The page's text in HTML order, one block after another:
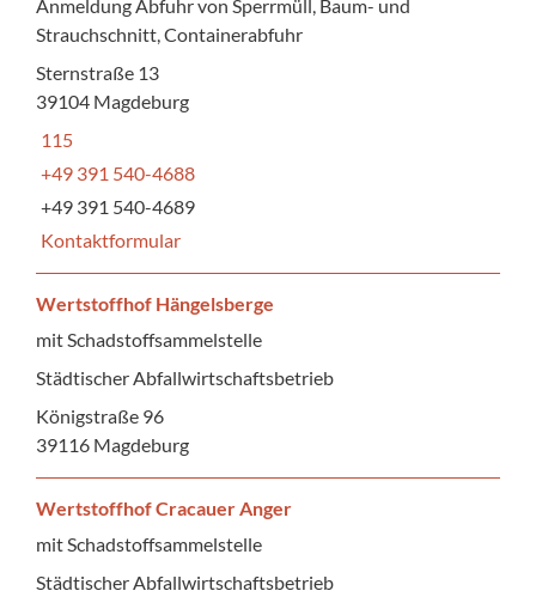
Anmeldung Abfuhr von Sperrmüll, Baum- und
Strauchschnitt, Containerabfuhr
Sternstraße 13
39104 Magdeburg
115
+49 391 540-4688
+49 391 540-4689
Kontaktformular
Wertstoffhof Hängelsberge
mit Schadstoffsammelstelle
Städtischer Abfallwirtschaftsbetrieb
Königstraße 96
39116 Magdeburg
Wertstoffhof Cracauer Anger
mit Schadstoffsammelstelle
Städtischer Abfallwirtschaftsbetrieb